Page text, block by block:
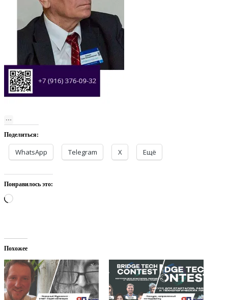
Поделиться:
WhatsApp Telegram X Ещё
Понравилось это:
Загрузка…
Похожее